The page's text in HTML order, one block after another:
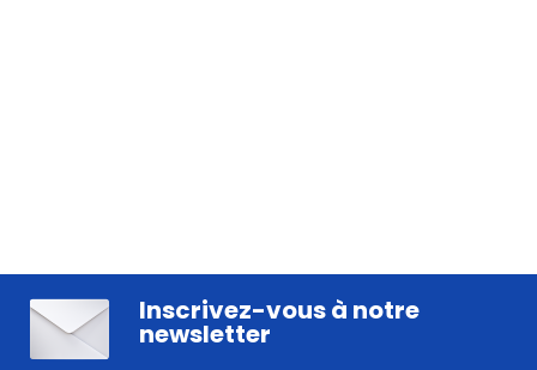
Inscrivez-vous à notre
newsletter